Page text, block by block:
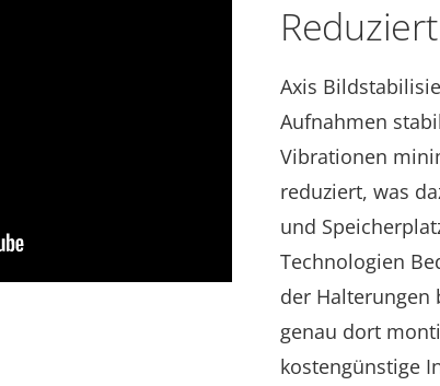
Axis
Aufnahmen stabil
Vibrationen
reduziert, was
und
Technologien
der Halterungen
genau dort
kostengünstige